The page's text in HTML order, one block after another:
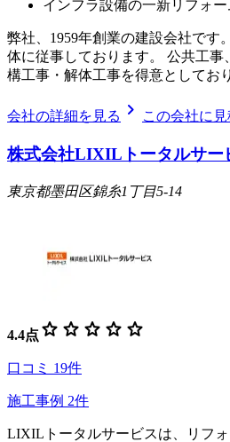
インフラ設備の一新リフォー
弊社、1959年創業の建設会社です
体に従事しております。 公共工事
構工事・解体工事を得意としてお
会社の詳細を見る chevron_right この会社に
株式会社LIXILトータルサー
東京都墨田区錦糸1丁目5-14
4.4点 star star star star star
口コミ 19件
施工事例 2件
LIXILトータルサービスは、リフ